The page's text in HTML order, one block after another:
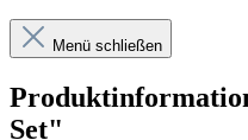
Menü schließen
Set"